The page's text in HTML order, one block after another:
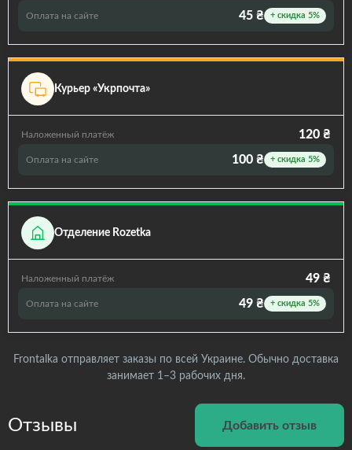
Оплата на сайте 45 ₴ + скидка 5%
Курьер «Укрпочта»
Наложенный платёж 120 ₴
Оплата на сайте 100 ₴ + скидка 5%
Отделение Rozetka
Наложенный платёж 49 ₴
Оплата на сайте 49 ₴ + скидка 5%
Frontalka отправляет заказы по всей Украине. Обычно доставка
занимает 1–3 рабочих дня.
Отзывы Добавить отзыв